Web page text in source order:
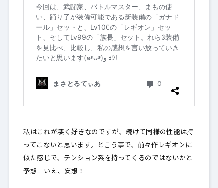
私はこれが凄く好きなのですが、続けて同様の性能は持
ってこないと思います。と言う事で、前々作レギオンに
似た感じで、 テンション系を持ってくるのではないかと
予想……いえ、妄想！